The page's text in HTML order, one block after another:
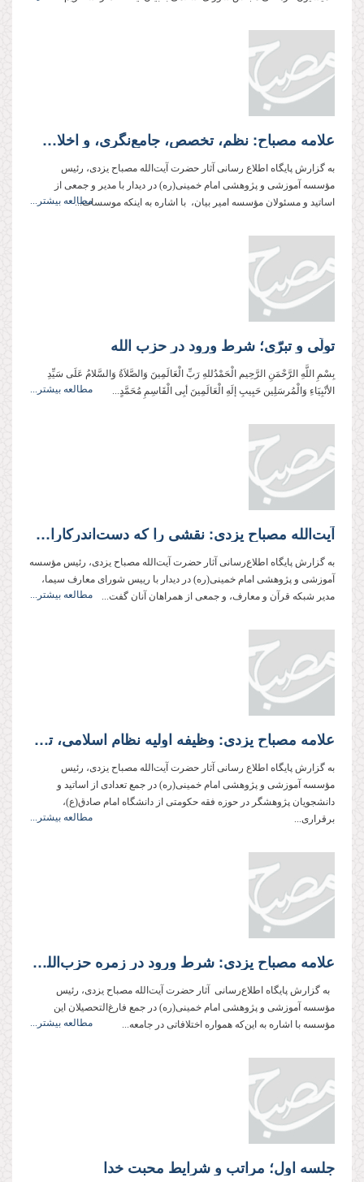
علامه مصباح: نظم، تخصص، جامع‌نگری، و اخلاص رمز پیشرفت حوزه علمیه است
به گزارش پایگاه اطلاع رسانی آثار حضرت آیت‌الله مصباح یزدی، رئیس
مؤسسه آموزشی و پژوهشی امام خمینی(ره) در دیدار با مدیر و جمعی از
اساتید و مسئولان مؤسسه امیر بیان، با اشاره به اینكه موسسات...مطالعه بیشتر...
تولّی و تبرّی؛ شرط ورود در حزب الله
بِسْمِ اللَّهِ الرَّحْمَنِ الرَّحِيم الْحَمْدُللهِ رَبِّ الْعَالَمِینَ وَالصَّلاَةُ وَالسَّلامُ عَلَی سَیِّدِ
الأنْبِیَاءِ وَالْمُرسَلِین حَبِیبِ إلَهِ الْعَالَمِینَ أبِی الْقَاسِمِ مُحَمَّدٍ...
مطالعه بیشتر...
آیت‌الله مصباح یزدی: نقشی را که دست‌اندرکاران فرهنگ‌سازی دینی ایفا می‌کنند، کمتر از فداکاری فداکاران در جبهه‌های نظامی نیست
به گزارش پایگاه اطلاع‌رسانی آثار حضرت آیت‌الله مصباح یزدی، رئیس مؤسسه
آموزشی و پژوهشی امام خمینی(ره) در دیدار با رییس شورای معارف سیما،
مدیر شبکه قرآن و معارف، و جمعی از همراهان آنان گفت...
مطالعه بیشتر...
علامه مصباح یزدی: وظیفه اولیه نظام اسلامی، تلاش برای اجرای احكام اسلامی است
به گزارش پایگاه اطلاع رسانی آثار حضرت آیت‌الله مصباح یزدی، رئیس
مؤسسه آموزشی و پژوهشی امام خمینی(ره) در جمع تعدادی از اساتید و
دانشجویان پژوهشگر در حوزه فقه حكومتی از دانشگاه امام صادق(ع)،
برقراری...
مطالعه بیشتر...
علامه مصباح یزدی: شرط ورود در زمره حزب‌الله تولی و تبری است
به گزارش پایگاه اطلاع‌رسانی آثار حضرت آیت‌‌الله مصباح یزدی، رئیس
مؤسسه آموزشی و پژوهشی امام خمینی(ره) در جمع فارغ‌التحصیلان این
مؤسسه با اشاره به این‌که همواره اختلافاتی در جامعه...
مطالعه بیشتر...
جلسه اول؛ مراتب و شرایط محبت خدا